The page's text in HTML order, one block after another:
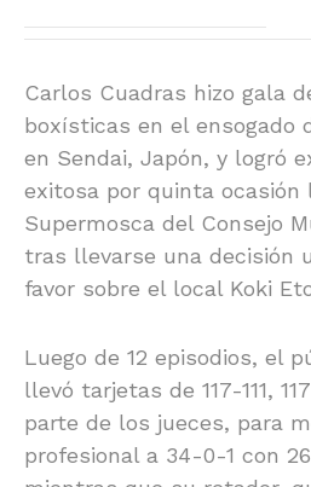
Carlos Cuadras hizo gala
boxísticas en el ensogado
en Sendai, Japón, y logró
exitosa por quinta ocasión
Supermosca del Consejo
tras llevarse una decisión
favor sobre el local Koki
Luego de 12 episodios, el
llevó tarjetas de 117-111,
parte de los jueces, para
profesional a 34-0-1 con